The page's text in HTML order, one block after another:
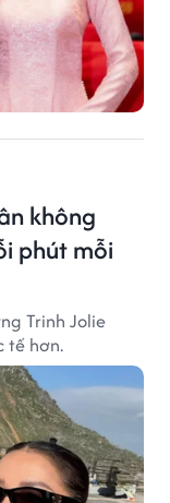
không
phút mỗi
Trinh Jolie
tế hơn.